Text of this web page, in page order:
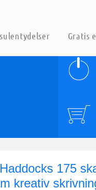
Gratis
175
kreativ